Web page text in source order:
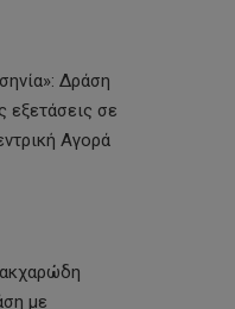
Δράση
εξετάσεις σε
Αγορά
με